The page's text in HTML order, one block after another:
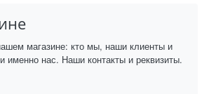
магазине: кто мы, наши клиенты и
именно нас. Наши контакты и реквизиты.